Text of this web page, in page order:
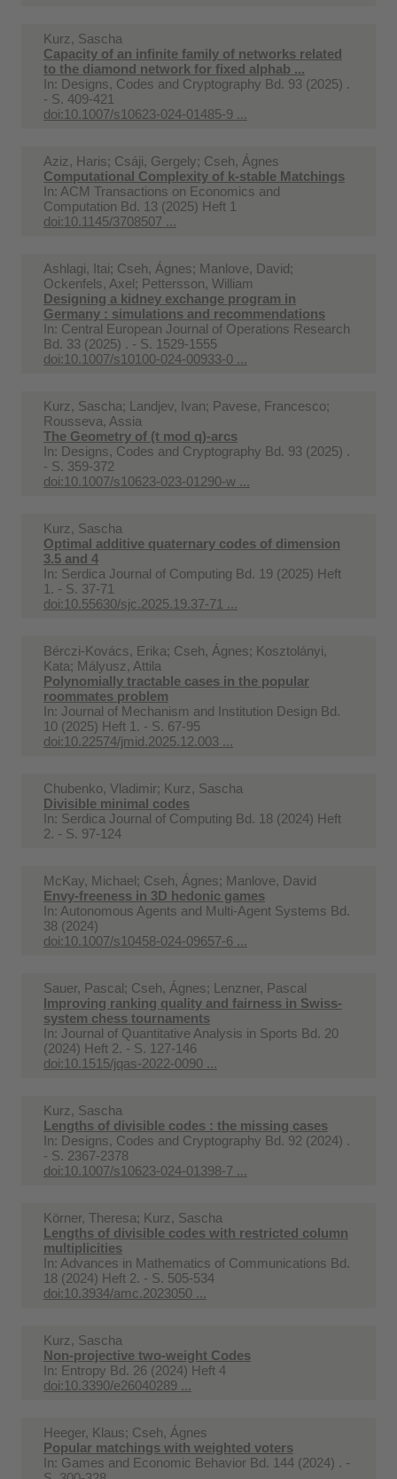
Kurz, Sascha
Capacity of an infinite family of networks related
to the diamond network for fixed alphab ...
In: Designs, Codes and Cryptography Bd. 93 (2025) .
- S. 409-421
doi:10.1007/s10623-024-01485-9 ...
Aziz, Haris; Csáji, Gergely; Cseh, Ágnes
Computational Complexity of k-stable Matchings
In: ACM Transactions on Economics and
Computation Bd. 13 (2025) Heft 1
doi:10.1145/3708507 ...
Ashlagi, Itai; Cseh, Ágnes; Manlove, David;
Ockenfels, Axel; Pettersson, William
Designing a kidney exchange program in
Germany : simulations and recommendations
In: Central European Journal of Operations Research
Bd. 33 (2025) . - S. 1529-1555
doi:10.1007/s10100-024-00933-0 ...
Kurz, Sascha; Landjev, Ivan; Pavese, Francesco;
Rousseva, Assia
The Geometry of (t mod q)-arcs
In: Designs, Codes and Cryptography Bd. 93 (2025) .
- S. 359-372
doi:10.1007/s10623-023-01290-w ...
Kurz, Sascha
Optimal additive quaternary codes of dimension
3.5 and 4
In: Serdica Journal of Computing Bd. 19 (2025) Heft
1. - S. 37-71
doi:10.55630/sjc.2025.19.37-71 ...
Bérczi-Kovács, Erika; Cseh, Ágnes; Kosztolányi,
Kata; Mályusz, Attila
Polynomially tractable cases in the popular
roommates problem
In: Journal of Mechanism and Institution Design Bd.
10 (2025) Heft 1. - S. 67-95
doi:10.22574/jmid.2025.12.003 ...
Chubenko, Vladimir; Kurz, Sascha
Divisible minimal codes
In: Serdica Journal of Computing Bd. 18 (2024) Heft
2. - S. 97-124
McKay, Michael; Cseh, Ágnes; Manlove, David
Envy-freeness in 3D hedonic games
In: Autonomous Agents and Multi-Agent Systems Bd.
38 (2024)
doi:10.1007/s10458-024-09657-6 ...
Sauer, Pascal; Cseh, Ágnes; Lenzner, Pascal
Improving ranking quality and fairness in Swiss-
system chess tournaments
In: Journal of Quantitative Analysis in Sports Bd. 20
(2024) Heft 2. - S. 127-146
doi:10.1515/jqas-2022-0090 ...
Kurz, Sascha
Lengths of divisible codes : the missing cases
In: Designs, Codes and Cryptography Bd. 92 (2024) .
- S. 2367-2378
doi:10.1007/s10623-024-01398-7 ...
Körner, Theresa; Kurz, Sascha
Lengths of divisible codes with restricted column
multiplicities
In: Advances in Mathematics of Communications Bd.
18 (2024) Heft 2. - S. 505-534
doi:10.3934/amc.2023050 ...
Kurz, Sascha
Non-projective two-weight Codes
In: Entropy Bd. 26 (2024) Heft 4
doi:10.3390/e26040289 ...
Heeger, Klaus; Cseh, Ágnes
Popular matchings with weighted voters
In: Games and Economic Behavior Bd. 144 (2024) . -